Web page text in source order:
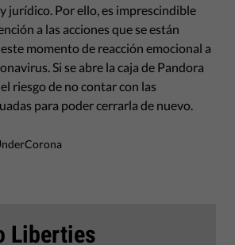
jurídico. Por ello, es imprescindible
a las acciones que se están
momento de reacción emocional a
Si se abre la caja de Pandora
riesgo de no contar con las
para poder cerrarla de nuevo.
Liberties